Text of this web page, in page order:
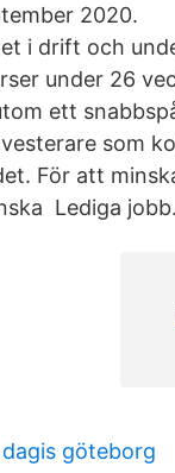
2020.
i drift och
under 26
ett
som
För att
Lediga jobb.
göteborg